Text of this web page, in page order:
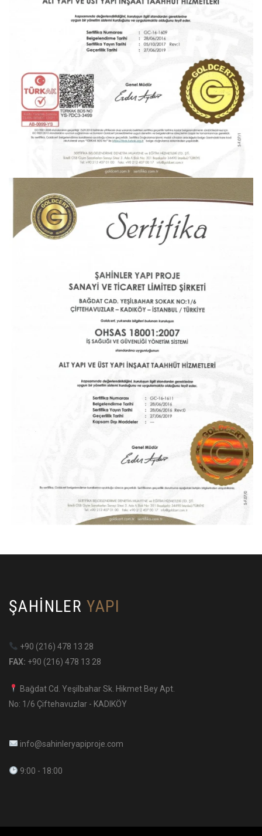
ŞAHINLER YAPI
+90 (216) 478 13 28
FAX: +90 (216) 478 13 28
Bağdat Cd. Yeşilbahar Sk. Hikmet Bey Apt.
No: 1/6 Çiftehavuzlar - KADIKÖY
info@sahinleryapiproje.com
9:00 - 18:00